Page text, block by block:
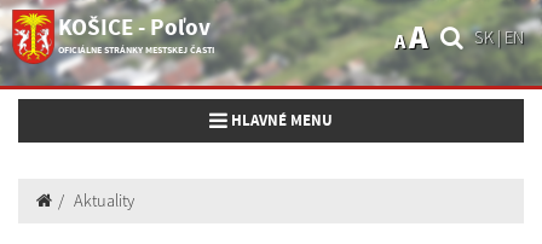
KOŠICE - Poľov
OFICIÁLNE STRÁNKY MESTSKEJ ČASTI
SK|EN
AA
Toggle navigation
HLAVNÉ MENU
Aktuality